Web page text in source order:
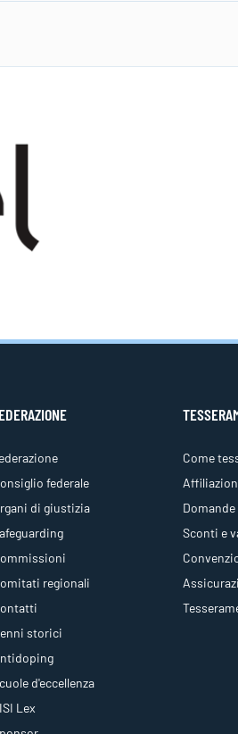
federale
di giustizia
regionali
storici
d'eccellenza
Lex
Come
Sconti e